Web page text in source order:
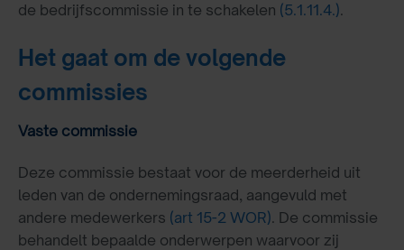
de bedrijfscommissie in te schakelen (5.1.11.4.).
Het gaat om de volgende
commissies
Vaste commissie
Deze commissie bestaat voor de meerderheid uit
leden van de ondernemingsraad, aangevuld met
andere medewerkers (art 15-2 WOR). De commissie
behandelt bepaalde onderwerpen waarvoor zij